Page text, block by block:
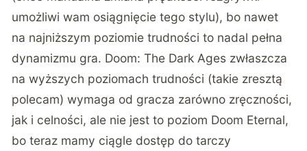
umożliwi wam osiągnięcie tego stylu), bo nawet
na najniższym poziomie trudności to nadal pełna
dynamizmu gra. Doom: The Dark Ages zwłaszcza
na wyższych poziomach trudności (takie zresztą
polecam) wymaga od gracza zarówno zręczności,
jak i celności, ale nie jest to poziom Doom Eternal,
bo teraz mamy ciągle dostęp do tarczy